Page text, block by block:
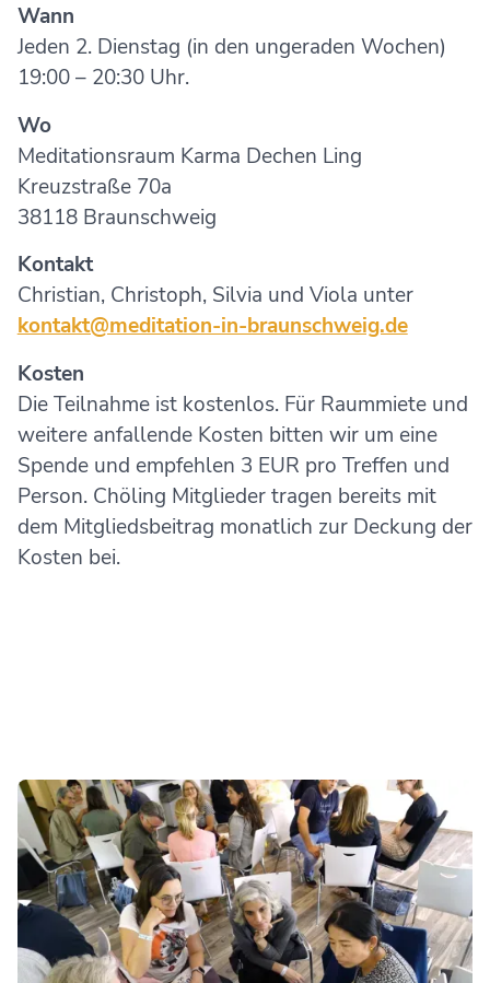
Wann
Jeden 2. Dienstag (in den ungeraden Wochen)
19:00 – 20:30 Uhr.
Wo
Meditationsraum Karma Dechen Ling
Kreuzstraße 70a
38118 Braunschweig
Kontakt
Christian, Christoph, Silvia und Viola unter
kontakt@meditation-in-braunschweig.de
Kosten
Die Teilnahme ist kostenlos. Für Raummiete und
weitere anfallende Kosten bitten wir um eine
Spende und empfehlen 3 EUR pro Treffen und
Person. Chöling Mitglieder tragen bereits mit
dem Mitgliedsbeitrag monatlich zur Deckung der
Kosten bei.